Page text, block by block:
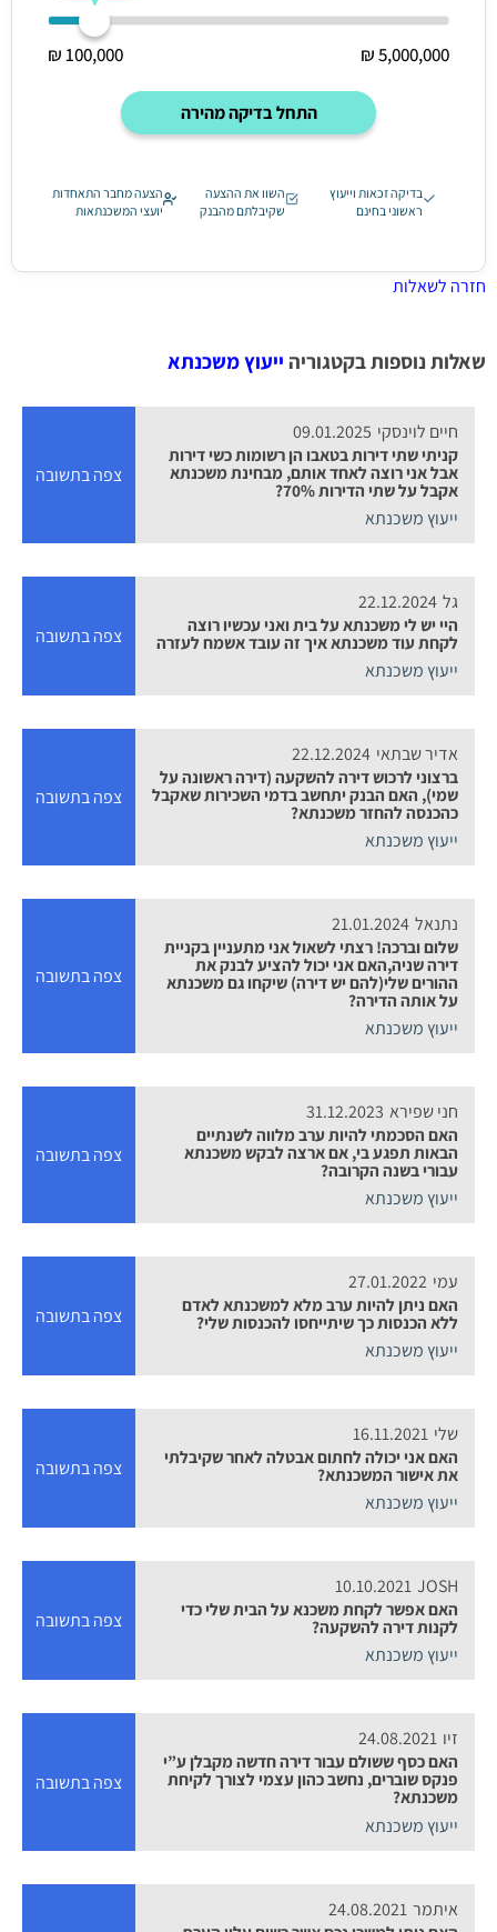
5,000,000 ₪
100,000 ₪
התחל בדיקה מהירה
בדיקה זכאות וייעוץ
ראשוני בחינם
השוו את ההצעה
שקיבלתם מהבנק
הצעה מחבר התאחדות
יועצי המשכנתאות
חזרה לשאלות
שאלות נוספות בקטגוריה ייעוץ משכנתא
חיים לוינסקי 09.01.2025
קניתי שתי דירות בטאבו הן רשומות כשי דירות
אבל אני רוצה לאחד אותם, מבחינת משכנתא
אקבל על שתי הדירות 70%?
ייעוץ משכנתא
צפה בתשובה
גל 22.12.2024
היי יש לי משכנתא על בית ואני עכשיו רוצה
לקחת עוד משכנתא איך זה עובד אשמח לעזרה
ייעוץ משכנתא
צפה בתשובה
אדיר שבתאי 22.12.2024
ברצוני לרכוש דירה להשקעה (דירה ראשונה על
שמי), האם הבנק יתחשב בדמי השכירות שאקבל
כהכנסה להחזר משכנתא?
ייעוץ משכנתא
צפה בתשובה
נתנאל 21.01.2024
שלום וברכה! רצתי לשאול אני מתעניין בקניית
דירה שניה,האם אני יכול להציע לבנק את
ההורים שלי(להם יש דירה) שיקחו גם משכנתא
על אותה הדירה?
ייעוץ משכנתא
צפה בתשובה
חני שפירא 31.12.2023
האם הסכמתי להיות ערב מלווה לשנתיים
הבאות תפגע בי, אם ארצה לבקש משכנתא
עבורי בשנה הקרובה?
ייעוץ משכנתא
צפה בתשובה
עמי 27.01.2022
האם ניתן להיות ערב מלא למשכנתא לאדם
ללא הכנסות כך שיתייחסו להכנסות שלי?
ייעוץ משכנתא
צפה בתשובה
שלי 16.11.2021
האם אני יכולה לחתום אבטלה לאחר שקיבלתי
את אישור המשכנתא?
ייעוץ משכנתא
צפה בתשובה
JOSH
10.10.2021
האם אפשר לקחת משכנא על הבית שלי כדי
לקנות דירה להשקעה?
ייעוץ משכנתא
צפה בתשובה
זיו 24.08.2021
האם כסף ששולם עבור דירה חדשה מקבלן ע”י
פנקס שוברים, נחשב כהון עצמי לצורך לקיחת
משכנתא?
ייעוץ משכנתא
צפה בתשובה
איתמר 24.08.2021